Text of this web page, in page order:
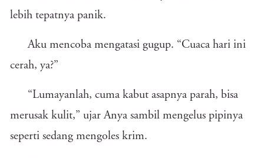
lebih tepatnya panik.
Aku mencoba mengatasi gugup. “Cuaca hari ini
cerah, ya?”
“Lumayanlah, cuma kabut asapnya parah, bisa
merusak kulit,” ujar Anya sambil mengelus pipinya
seperti sedang mengoles krim.